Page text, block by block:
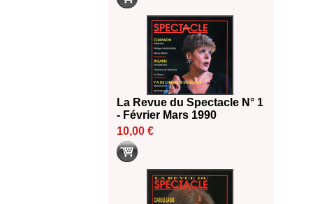
La Revue du Spectacle N° 1
- Février Mars 1990
10,00 €